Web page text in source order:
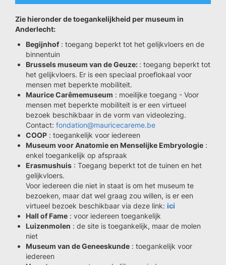
Zie hieronder de toegankelijkheid per museum in
Anderlecht:
Begijnhof : toegang beperkt tot het gelijkvloers en de
binnentuin
Brussels museum van de Geuze: : toegang beperkt tot
het gelijkvloers. Er is een speciaal proeflokaal voor
mensen met beperkte mobiliteit.
Maurice Carêmemuseum : moeilijke toegang - Voor
mensen met beperkte mobiliteit is er een virtueel
bezoek beschikbaar in de vorm van videolezing.
Contact: fondation@mauricecareme.be
COOP : toegankelijk voor iedereen
Museum voor Anatomie en Menselijke Embryologie :
enkel toegankelijk op afspraak
Erasmushuis : Toegang beperkt tot de tuinen en het
gelijkvloers.
Voor iedereen die niet in staat is om het museum te
bezoeken, maar dat wel graag zou willen, is er een
virtueel bezoek beschikbaar via deze link: ici
Hall of Fame : voor iedereen toegankelijk
Luizenmolen : de site is toegankelijk, maar de molen
niet
Museum van de Geneeskunde : toegankelijk voor
iedereen